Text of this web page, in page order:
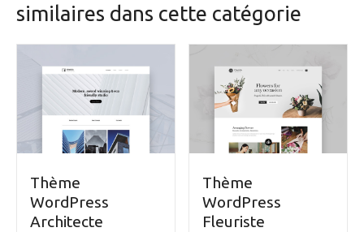
similaires dans cette catégorie
Thème
WordPress
Architecte
Thème
WordPress
Fleuriste